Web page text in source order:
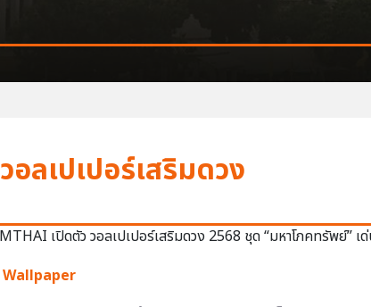
วอลเปเปอร์เสริมดวง
Wallpaper